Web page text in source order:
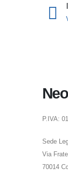
P.IVA:
Sede
Via
70014